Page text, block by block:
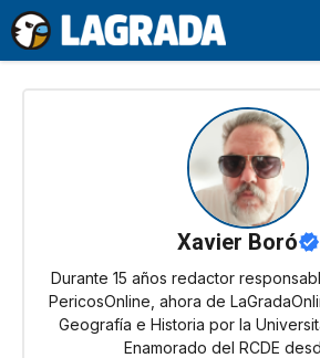
Saltar
al
contenido
Xavier Boró
Durante 15 años redactor
PericosOnline, ahora de
Geografía e Historia por la
Enamorado del RCDE